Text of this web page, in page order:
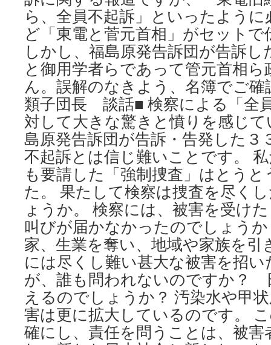
ら、全員不起訴」といったよう
ど「東電と菅元首相」がセット
しかし、福島原発告訴団が告訴
と御用学者らであって管元首相
ん。誤解のなきよう、名簿でご
類子団長 談話■ 検察による「全
対して大きな驚きと憤りを感じ
島原発告訴団が告訴・告発した３
不起訴とは信じ難いことです。
も要請した「強制捜査」はとう
た。 果たして検察は捜査を尽く
ょうか。 検察には、被害を受け
叫びが届かなかったのでしょう
家、生業を奪い、地域や家族を引
には尽くし難い甚大な被害を招
が、誰も問われないのですか？
えるのでしょうか？ 汚染水や甲
害は更に拡大しているのです。
確にし、責任を問うことは、被害